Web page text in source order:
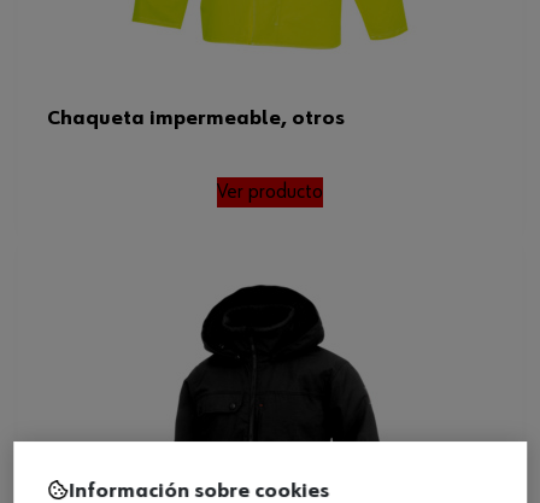
Chaqueta impermeable, otros
Ver producto
Información sobre cookies